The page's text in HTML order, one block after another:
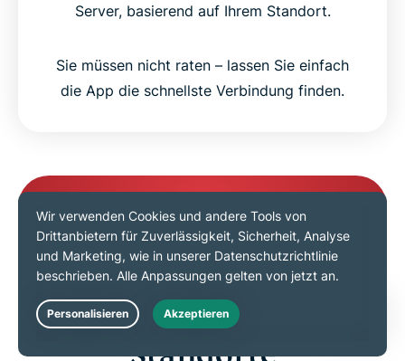
Server, basierend auf Ihrem Standort.
Sie müssen nicht raten – lassen Sie einfach
die App die schnellste Verbindung finden.
Adresse
Australische VPN-Server-